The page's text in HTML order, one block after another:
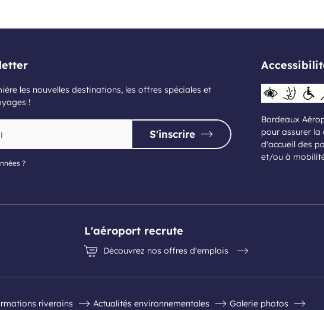
les nouvelles destinations, les offres spéciales et
!
S'inscrire
?
Bordeaux
pour assurer
d'accueil des
et/ou à
L'aéroport recrute
Découvrez nos offres d'emplois
riverains Actualités environnementales Galerie photos